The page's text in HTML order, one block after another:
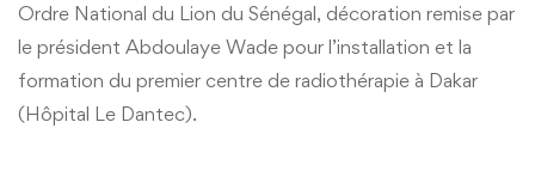
Ordre National du Lion du Sénégal, décoration remise par
le président Abdoulaye Wade pour l’installation et la
formation du premier centre de radiothérapie à Dakar
(Hôpital Le Dantec).